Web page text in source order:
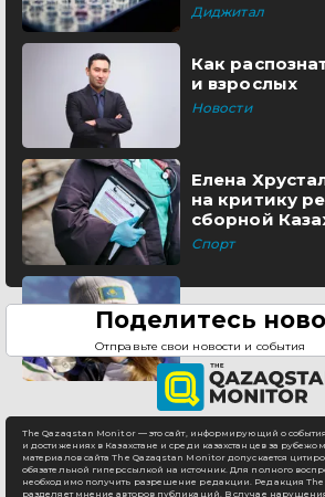
Диджитал
Как
и взрослых
Новости
Елена
на критику
сборной
Спорт
Поделитесь
Отправьте свои новости и события
The Qazaqstan Monitor — это сайт, информирующий о
и достижениях в Казахстане и среди казахстанцев за
материалов сайта The Qazaqstan Monitor допускается
обязательной гиперссылкой на источник. Для полного
необходимо получить разрешение редакции. Редакция
разделяет мнение авторов публикаций. В случае